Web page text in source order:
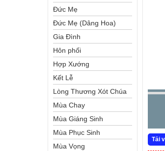
Tải
Đức Mẹ
Đức Mẹ (Dâng Hoa)
Gia Đình
Hôn phối
Hợp Xướng
Kết Lễ
Lòng Thương Xót Chúa
Mùa Chay
Mùa Giáng Sinh
Mùa Phục Sinh
Mùa Vọng